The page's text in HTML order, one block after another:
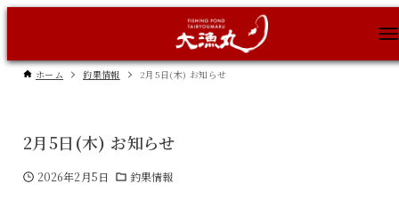
ホーム 釣果情報 2月5日(木) お知らせ
2月5日(木) お知らせ
2026年2月5日 釣果情報